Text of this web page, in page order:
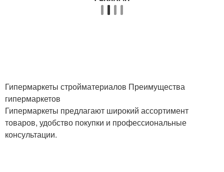
Гипермаркеты стройматериалов Преимущества
гипермаркетов
Гипермаркеты предлагают широкий ассортимент
товаров, удобство покупки и профессиональные
консультации.